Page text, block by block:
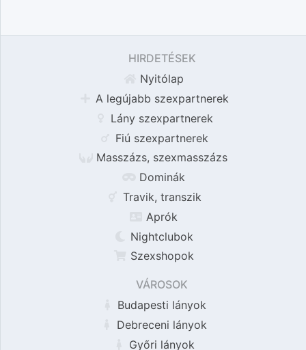
HIRDETÉSEK
Nyitólap
A legújabb szexpartnerek
Lány szexpartnerek
Fiú szexpartnerek
Masszázs, szexmasszázs
Dominák
Travik, transzik
Aprók
Nightclubok
Szexshopok
VÁROSOK
Budapesti lányok
Debreceni lányok
Győri lányok